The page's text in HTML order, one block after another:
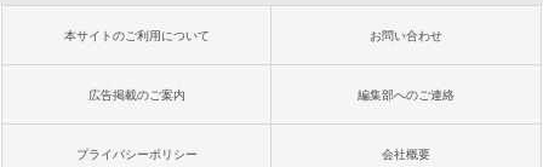
本サイトのご利用について お問い合わせ
広告掲載のご案内 編集部へのご連絡
プライバシーポリシー 会社概要